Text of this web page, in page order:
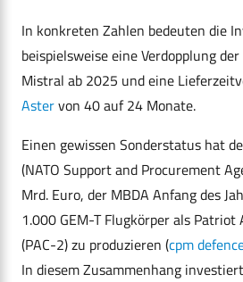
In konkreten Zahlen bedeuten die
beispielsweise eine Verdopplung
Mistral ab 2025 und eine
Astervon 40 auf 24 Monate.
Einen gewissen Sonderstatus hat
(NATO Support and Procurement
Mrd. Euro, der MBDA Anfang des
1.000 GEM-T Flugkörper als Patriot
(PAC-2) zu produzieren (cpm
In diesem Zusammenhang